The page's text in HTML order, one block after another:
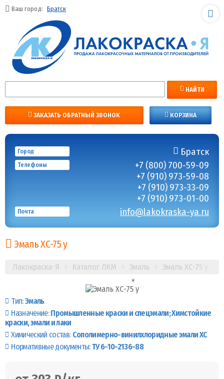
Ваш город: Братск
НАЙТИ
ЗАКАЗАТЬ ОБРАТНЫЙ ЗВОНОК КОРЗИНА
Город Братск
Телефоны
+7 (800) 700-59-09
+7 (910) 973-59-08
+7 (910) 973-33-09
+7 (910) 973-01-00
Почта info@lakokraska-ya.ru
Эмаль ХС-75 у
Лакокраска-Я Каталог ЛКМ Эмаль Эмаль ХС-75 у
Тип:Эмаль
Назначение:Промышленные краски и спецэмали Химстойкие
краски, эмали и лаки
Химический состав: Сополимерно-винилхлоридные эмали ХС
Нормативные документы:ТУ 6-10-2136-88